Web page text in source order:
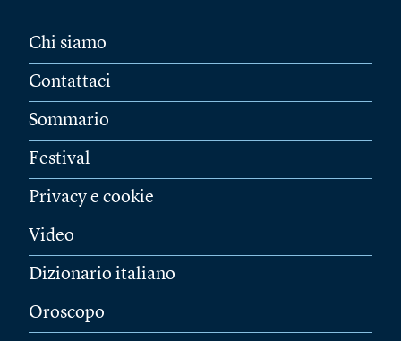
Chi siamo
Contattaci
Sommario
Festival
Privacy e cookie
Video
Dizionario italiano
Oroscopo